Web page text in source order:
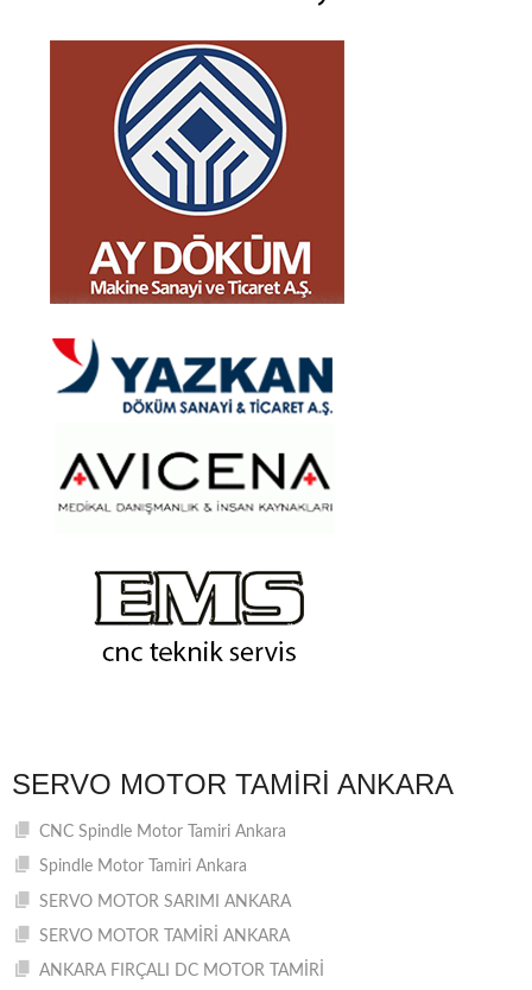
SERVO MOTOR TAMIRI ANKARA
CNC Spindle Motor Tamiri Ankara
Spindle Motor Tamiri Ankara
SERVO MOTOR SARIMI ANKARA
SERVO MOTOR TAMİRİ ANKARA
ANKARA FIRÇALI DC MOTOR TAMİRİ